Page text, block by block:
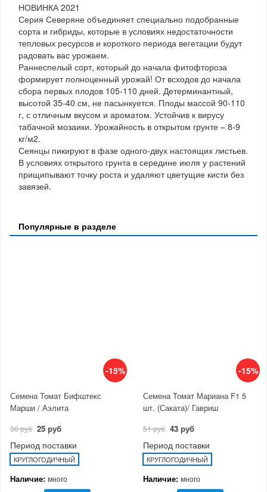
НОВИНКА 2021
Серия Северяне объединяет специально подобранные
сорта и гибриды, которые в условиях недостаточности
тепловых ресурсов и короткого периода вегетации будут
радовать вас урожаем.
Раннеспелый сорт, который до начала фитофтороза
формирует полноценный урожай! От всходов до начала
сбора первых плодов 105-110 дней. Детерминантный,
высотой 35-40 см, не пасынкуется. Плоды массой 90-110
г, с отличным вкусом и ароматом. Устойчив к вирусу
табачной мозаики. Урожайность в открытом грунте – 8-9
кг/м2.
Сеянцы пикируют в фазе одного-двух настоящих листьев.
В условиях открытого грунта в середине июля у растений
прищипывают точку роста и удаляют цветущие кисти без
завязей.
Популярные в разделе
-15%
Семена Томат Бифштекс
Марши / Аэлита
30 руб 25 руб
Период поставки
КРУГЛОГОДИЧНЫЙ
Наличие: много
-15%
Семена Томат Мариана F1 5
шт. (Саката)/ Гавриш
51 руб 43 руб
Период поставки
КРУГЛОГОДИЧНЫЙ
Наличие: много